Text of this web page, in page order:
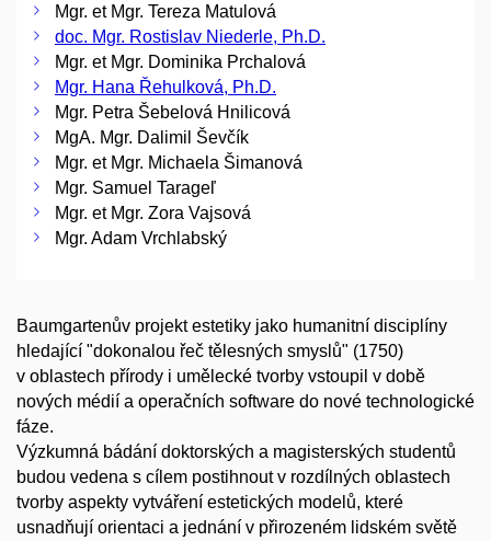
Mgr. et Mgr. Tereza Matulová
doc. Mgr. Rostislav Niederle, Ph.D.
Mgr. et Mgr. Dominika Prchalová
Mgr. Hana Řehulková, Ph.D.
Mgr. Petra Šebelová Hnilicová
MgA. Mgr. Dalimil Ševčík
Mgr. et Mgr. Michaela Šimanová
Mgr. Samuel Tarageľ
Mgr. et Mgr. Zora Vajsová
Mgr. Adam Vrchlabský
Baumgartenův projekt estetiky jako humanitní disciplíny
hledající "dokonalou řeč tělesných smyslů" (1750)
v oblastech přírody i umělecké tvorby vstoupil v době
nových médií a operačních software do nové technologické
fáze.
Výzkumná bádání doktorských a magisterských studentů
budou vedena s cílem postihnout v rozdílných oblastech
tvorby aspekty vytváření estetických modelů, které
usnadňují orientaci a jednání v přirozeném lidském světě